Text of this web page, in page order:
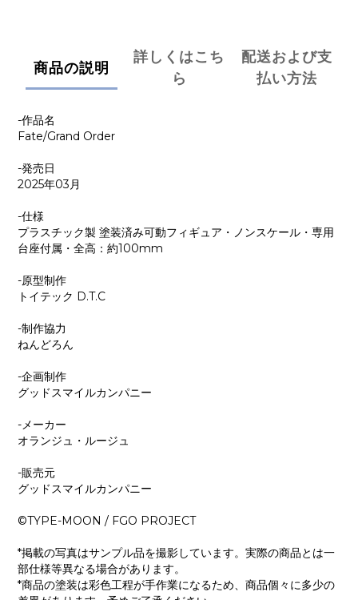
商品の説明
詳しくはこち
ら
配送および支
払い方法
-作品名
Fate/Grand Order
-発売日
2025年03月
-仕様
プラスチック製 塗装済み可動フィギュア・ノンスケール・専用
台座付属・全高：約100mm
-原型制作
トイテック D.T.C
-制作協力
ねんどろん
-企画制作
グッドスマイルカンパニー
-メーカー
オランジュ・ルージュ
-販売元
グッドスマイルカンパニー
©TYPE-MOON / FGO PROJECT
*掲載の写真はサンプル品を撮影しています。実際の商品とは一
部仕様等異なる場合があります。
*商品の塗装は彩色工程が手作業になるため、商品個々に多少の